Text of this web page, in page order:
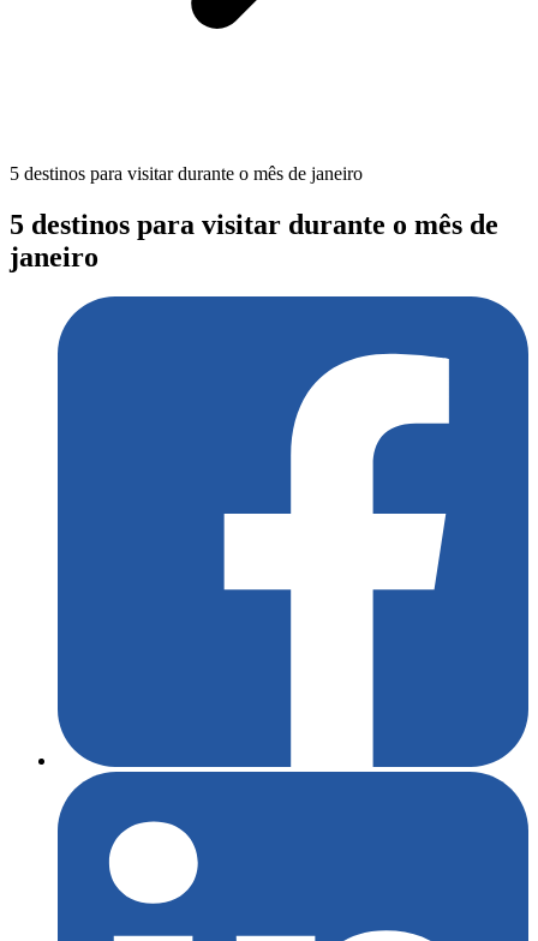
5 destinos para visitar durante o mês de janeiro
5 destinos para visitar durante o mês de
janeiro